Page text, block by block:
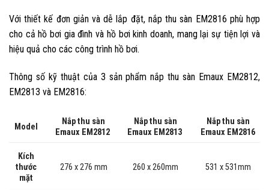
Với thiết kế đơn giản và dễ lắp đặt, nắp thu sàn EM2816 phù hợp
cho cả hồ bơi gia đình và hồ bơi kinh doanh, mang lại sự tiện lợi và
hiệu quả cho các công trình hồ bơi.
Thông số kỹ thuật của 3 sản phẩm nắp thu sàn Emaux EM2812,
EM2813 và EM2816:
Model
Nắp thu sàn
Emaux EM2812
Nắp thu sàn
Emaux EM2813
Nắp thu sàn
Emaux EM2816
Kích
thước
mặt
276 x 276 mm 260 x 260mm 531 x 531mm